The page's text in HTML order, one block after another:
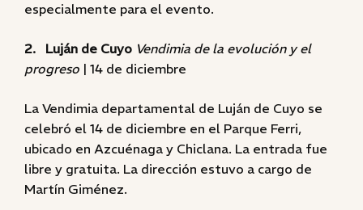
especialmente para el evento.
2. Luján de Cuyo Vendimia de la evolución y el
progreso | 14 de diciembre
La Vendimia departamental de Luján de Cuyo se
celebró el 14 de diciembre en el Parque Ferri,
ubicado en Azcuénaga y Chiclana. La entrada fue
libre y gratuita. La dirección estuvo a cargo de
Martín Giménez.